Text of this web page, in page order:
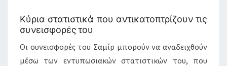
Κύρια στατιστικά που αντικατοπτρίζουν τις
συνεισφορές του
Οι συνεισφορές του Σαμίρ μπορούν να αναδειχθούν
μέσω των εντυπωσιακών στατιστικών του, που